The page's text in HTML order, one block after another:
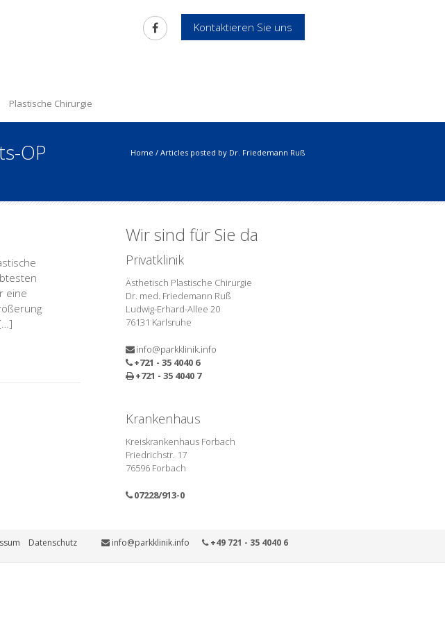
Kontaktieren Sie uns
Plastische Chirurgie
OP Home / Articles posted by Dr. Friedemann Ruß
eine
Wir sind für Sie da
Privatklinik
Ästhetisch Plastische Chirurgie
Dr. med. Friedemann Ruß
Ludwig-Erhard-Allee 20
76131 Karlsruhe
info@parkklinik.info
+721 - 35 4040 6
+721 - 35 4040 7
Krankenhaus
Kreiskrankenhaus Forbach
Friedrichstr. 17
76596 Forbach
07228/913-0
Datenschutz info@parkklinik.info +49 721 - 35 4040 6